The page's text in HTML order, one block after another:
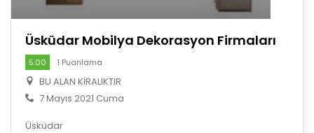
Üsküdar Mobilya Dekorasyon Firmaları
5.00 1 Puanlama
BU ALAN KİRALIKTIR
7 Mayıs 2021 Cuma
Üsküdar